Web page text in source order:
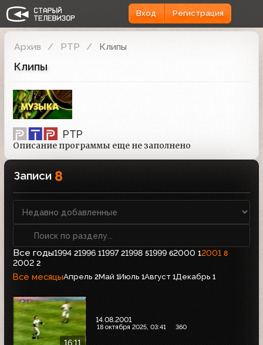
Вход Регистрация
Архив РТР Клипы
Клипы
РТР
Описание программы еще не заполнено
Записи 8
Все годы1994 21996 11997 21998 51999 62000 12001 8
2002 2
Все месяцыАпрель 2Май 1Июль 1Август 1Декабрь 1
16:11
14.08.2001
18 октября 2025, 03:41 360